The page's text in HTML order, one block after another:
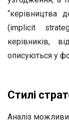
“керівництва
(implicit
керівників,
описуються у
Стилі
Аналіз